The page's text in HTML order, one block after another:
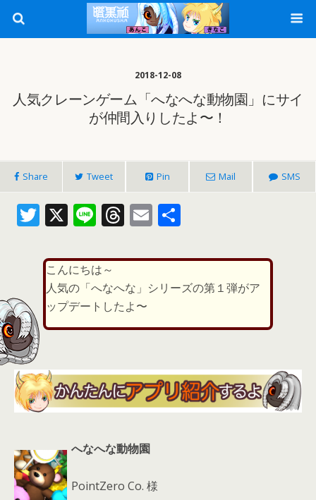
2018-12-08
人気クレーンゲーム「へなへな動物園」にサイ
が仲間入りしたよ〜！
Share Tweet Pin Mail SMS
T
itt
er
X Li
e
T
re
a
d
s
E
ai
l
こんにちは～
人気の「へなへな」シリーズの第１弾がア
ップデートしたよ〜
へなへな動物園
PointZero Co. 様